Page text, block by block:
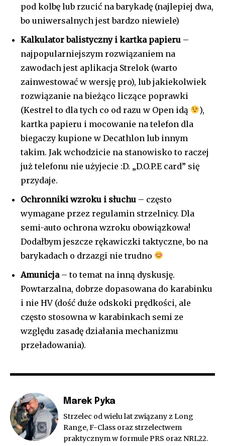
pod kolbę lub rzucić na barykadę (najlepiej dwa,
bo uniwersalnych jest bardzo niewiele)
Kalkulator balistyczny i kartka papieru –
najpopularniejszym rozwiązaniem na
zawodach jest aplikacja Strelok (warto
zainwestować w wersję pro), lub jakiekolwiek
rozwiązanie na bieżąco liczące poprawki
(Kestrel to dla tych co od razu w Open idą
),
kartka papieru i mocowanie na telefon dla
biegaczy kupione w Decathlon lub innym
takim. Jak wchodzicie na stanowisko to raczej
już telefonu nie użyjecie :D. „D.O.P.E card” się
przydaje.
Ochronniki wzroku i słuchu – często
wymagane przez regulamin strzelnicy. Dla
semi-auto ochrona wzroku obowiązkowa!
Dodałbym jeszcze rękawiczki taktyczne, bo na
barykadach o drzazgi nie trudno
Amunicja– to temat na inną dyskusję.
Powtarzalna, dobrze dopasowana do karabinku
i nie HV (dość duże odskoki prędkości, ale
często stosowna w karabinkach semi ze
względu zasadę działania mechanizmu
przeładowania).
Marek Pyka
Strzelec od wielu lat związany z Long
Range, F-Class oraz strzelectwem
praktycznym w formule PRS oraz NRL22.